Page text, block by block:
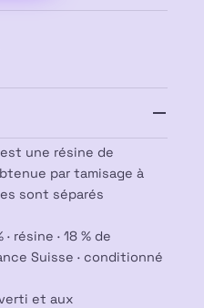
est une résine de
par tamisage à
sont séparés
résine · 18 % de
Suisse · conditionné
et aux